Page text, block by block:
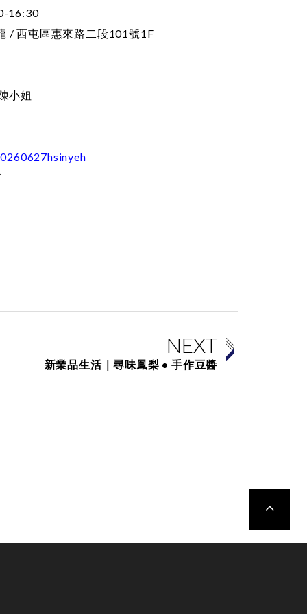
16:30
/ 西屯區惠來路二段101號1F
小姐
NEXT
新業品生活｜尋味鳳梨 • 手作豆醬